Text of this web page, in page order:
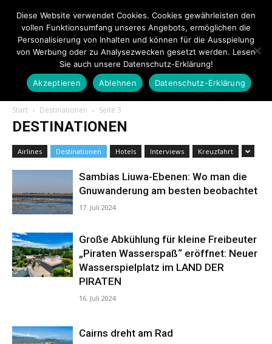
Touristiknews.de
|
Touristiknews
und
Start Destinationen Seite 3
DESTINATIONEN
Airlines Destinationen Hotels Interviews Kreuzfahrt
Sambias Liuwa-Ebenen: Wo man die
Gnuwanderung am besten beobachtet
17. Juli 2024
Große Abkühlung für kleine Freibeuter
„Piraten Wasserspaß“ eröffnet: Neuer
Wasserspielplatz im LAND DER
PIRATEN
16. Juli 2024
Cairns dreht am Rad
Diese Website verwendet Cookies. Cookies gewährleisten den
vollen Funktionsumfang unseres Angebots, ermöglichen die
Personalisierung von Inhalten und können für die Ausspielung
von Werbung oder zu Analysezwecken gesetzt werden. Lesen
Sie auch unsere Datenschutz-Erklärung!
Akzeptieren
Ablehnen Datenschutz-Erklärung